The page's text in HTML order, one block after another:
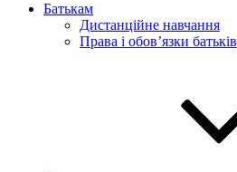
Батькам
Дистанційне навчання
Права і обов’язки батьків